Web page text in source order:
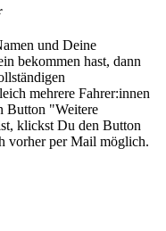
und Deine
bekommen hast, dann
mehrere Fahrer:innen
Button "Weitere
klickst Du den Button
vorher per Mail möglich.